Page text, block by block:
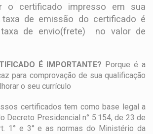
o certificado impresso em sua
de emissão do certificado é
de envio(frete) no valor de
É IMPORTANTE? Porque é a
para comprovação de sua qualificação
o seu currículo
certificados tem como base legal a
Decreto Presidencial n° 5.154, de 23 de
1° e 3° e as normas do Ministério da